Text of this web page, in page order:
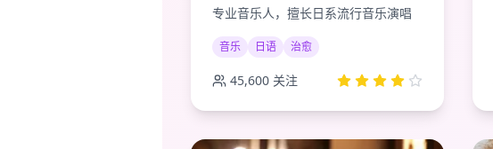
专业音乐人，擅长日系流行音乐演唱
音乐 日语 治愈
45,600 关注